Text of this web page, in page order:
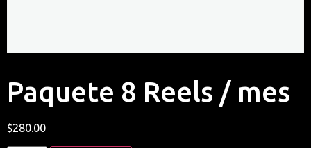
Paquete 8 Reels / mes
$280.00